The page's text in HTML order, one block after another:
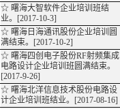
☆ 曙海大智软件企业培训班结
业。[2017-10-3]
☆ 曙海日海通讯股份企业培训圆
满结束。[2017-10-2]
☆ 曙海四创电子股份RF射频集成
电路设计企业培训班圆满结束。
[2017-9-26]
☆ 曙海北洋信息技术股份电路设
计企业培训班结业。[2017-08-16]